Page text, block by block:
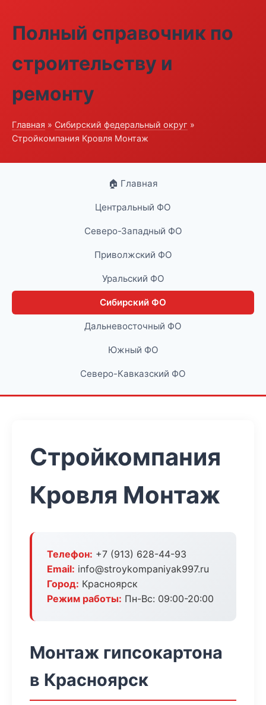
Полный справочник по
строительству и
ремонту
Главная » Сибирский федеральный округ »
Стройкомпания Кровля Монтаж
🏠 Главная
Центральный ФО
Северо-Западный ФО
Приволжский ФО
Уральский ФО
Сибирский ФО
Дальневосточный ФО
Южный ФО
Северо-Кавказский ФО
Стройкомпания
Кровля Монтаж
Телефон: +7 (913) 628-44-93
Email: info@stroykompaniyak997.ru
Город: Красноярск
Режим работы: Пн-Вс: 09:00-20:00
Монтаж гипсокартона
в Красноярск